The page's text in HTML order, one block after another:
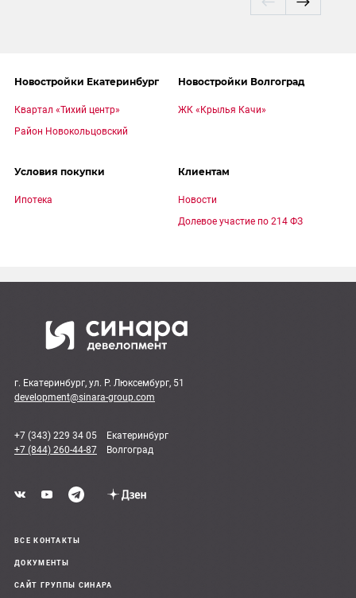
Новостройки Екатеринбург
Квартал «Тихий центр»
Район Новокольцовский
Новостройки Волгоград
ЖК «Крылья Качи»
Условия покупки
Ипотека
Клиентам
Новости
Долевое участие по 214 ФЗ
г. Екатеринбург, ул. Р. Люксембург, 51
development@sinara-group.com
+7 (343) 229 34 05 Екатеринбург
+7 (844) 260-44-87 Волгоград
ВСЕ КОНТАКТЫ
ДОКУМЕНТЫ
САЙТ ГРУППЫ СИНАРА